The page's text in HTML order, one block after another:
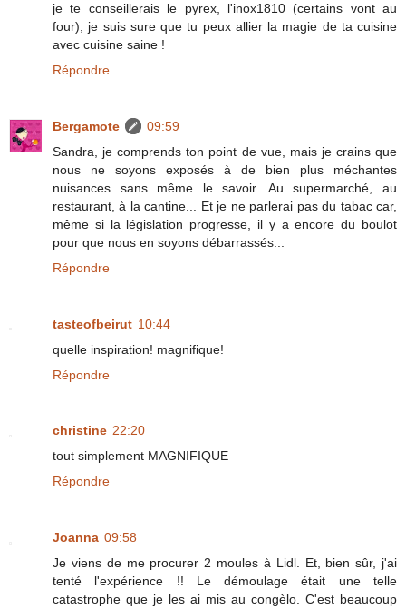
je te conseillerais le pyrex, l'inox1810 (certains vont au
four), je suis sure que tu peux allier la magie de ta cuisine
avec cuisine saine !
Répondre
Bergamote
09:59
Sandra, je comprends ton point de vue, mais je crains que
nous ne soyons exposés à de bien plus méchantes
nuisances sans même le savoir. Au supermarché, au
restaurant, à la cantine... Et je ne parlerai pas du tabac car,
même si la législation progresse, il y a encore du boulot
pour que nous en soyons débarrassés...
Répondre
tasteofbeirut 10:44
quelle inspiration! magnifique!
Répondre
christine 22:20
tout simplement MAGNIFIQUE
Répondre
Joanna 09:58
Je viens de me procurer 2 moules à Lidl. Et, bien sûr, j'ai
tenté l'expérience !! Le démoulage était une telle
catastrophe que je les ai mis au congèlo. C'est beaucoup